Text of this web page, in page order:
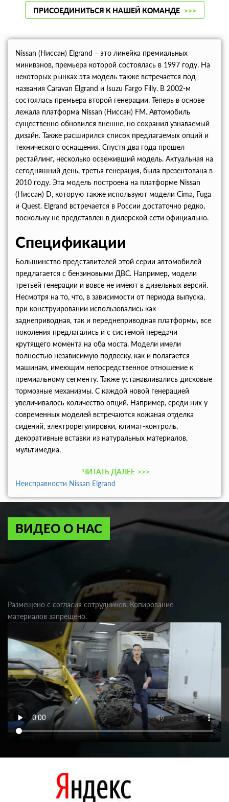
ПРИСОЕДИНИТЬСЯ К НАШЕЙ КОМАНДЕ >>>
Nissan (Ниссан) Elgrand – это линейка премиальных
минивэнов, премьера которой состоялась в 1997 году. На
некоторых рынках эта модель также встречается под
названия Caravan Elgrand и Isuzu Fargo Filly. В 2002-м
состоялась премьера второй генерации. Теперь в основе
лежала платформа Nissan (Ниссан) FM. Автомобиль
существенно обновился внешне, но сохранил узнаваемый
дизайн. Также расширился список предлагаемых опций и
технического оснащения. Спустя два года прошел
рестайлинг, несколько освеживший модель. Актуальная на
сегодняшний день, третья генерация, была презентована в
2010 году. Эта модель построена на платформе Nissan
(Ниссан) D, которую также используют модели Cima, Fuga
и Quest. Elgrand встречается в России достаточно редко,
поскольку не представлен в дилерской сети официально.
Спецификации
Большинство представителей этой серии автомобилей
предлагается с бензиновыми ДВС. Например, модели
третьей генерации и вовсе не имеют в дизельных версий.
Несмотря на то, что, в зависимости от периода выпуска,
при конструировании использовались как
заднеприводная, так и переднеприводная платформы, все
поколения предлагались и с системой передачи
крутящего момента на оба моста. Модели имели
полностью независимую подвеску, как и полагается
машинам, имеющим непосредственное отношение к
премиальному сегменту. Также устанавливались дисковые
тормозные механизмы. С каждой новой генерацией
увеличивалось количество опций. Например, среди них у
современных моделей встречаются кожаная отделка
сидений, электрорегулировки, климат-контроль,
декоративные вставки из натуральных материалов,
мультимедиа.
ЧИТАТЬ ДАЛЕЕ >>>
Неисправности Nissan Elgrand
ВИДЕО О НАС
Размещено с согласия сотрудников. Копирование
материалов запрещено.